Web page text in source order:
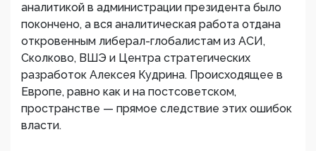
аналитикой в администрации президента было
покончено, а вся аналитическая работа отдана
откровенным либерал-глобалистам из АСИ,
Сколково, ВШЭ и Центра стратегических
разработок Алексея Кудрина. Происходящее в
Европе, равно как и на постсоветском,
пространстве — прямое следствие этих ошибок
власти.